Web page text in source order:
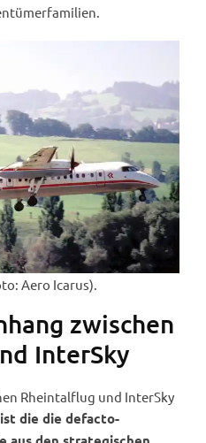
Aero Icarus).
zwischen
InterSky
Rheintalflug und InterSky
die die defacto-